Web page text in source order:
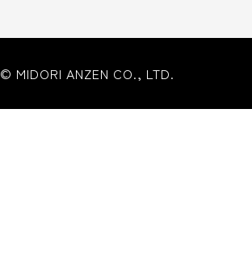
© MIDORI ANZEN CO., LTD.